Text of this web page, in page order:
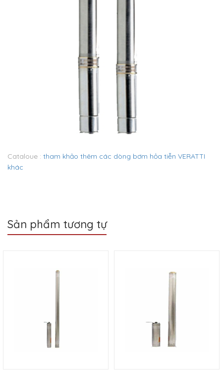
Cataloue : tham khảo thêm các dòng bơm hỏa tiễn VERATTI
khác
Sản phẩm tương tự